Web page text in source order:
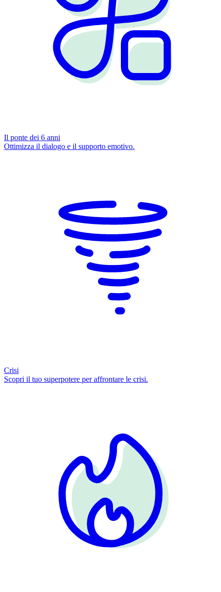
Il ponte dei 6 anni
Ottimizza il dialogo e il supporto emotivo.
Crisi
Scopri il tuo superpotere per affrontare le crisi.